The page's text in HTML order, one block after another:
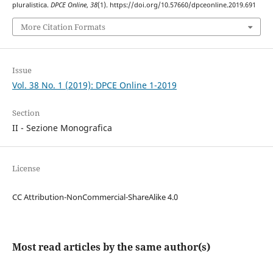
pluralistica. DPCE Online, 38(1). https://doi.org/10.57660/dpceonline.2019.691
More Citation Formats
Issue
Vol. 38 No. 1 (2019): DPCE Online 1-2019
Section
II - Sezione Monografica
License
CC Attribution-NonCommercial-ShareAlike 4.0
Most read articles by the same author(s)